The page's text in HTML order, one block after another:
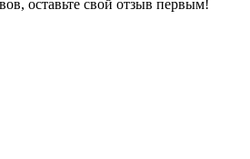
оставьте свой отзыв первым!